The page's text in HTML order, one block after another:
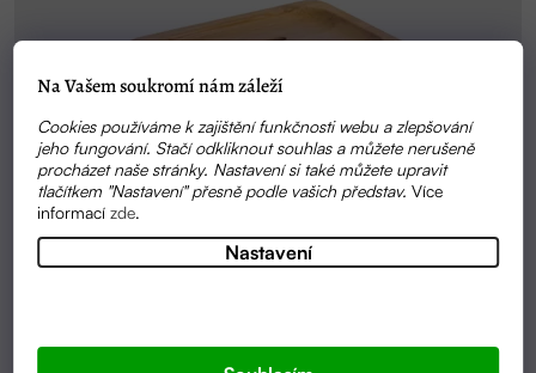
Na Vašem soukromí nám záleží
Cookies používáme k zajištění funkčnosti webu a zlepšování
jeho fungování. Stačí odkliknout souhlas a můžete nerušeně
procházet naše stránky. Nastavení si také můžete upravit
tlačítkem "Nastavení" přesně podle vašich představ.Více
informacízde.
Nastavení